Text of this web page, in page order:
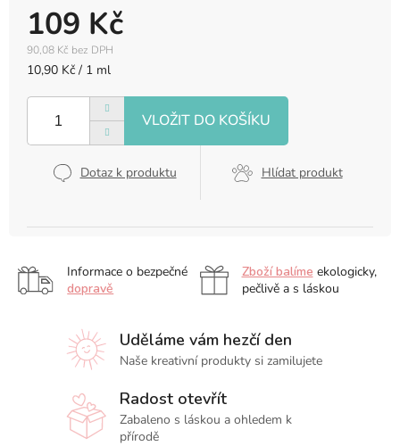
109 Kč
90,08 Kč bez DPH
Měrná
10,90 Kč / 1 ml
Dotaz k produktu Hlídat produkt
Informace o bezpečné
dopravě
Zboží balíme ekologicky,
pečlivě a s láskou
Uděláme vám hezčí den
Naše kreativní produkty si zamilujete
Radost otevřít
Zabaleno s láskou a ohledem k
přírodě